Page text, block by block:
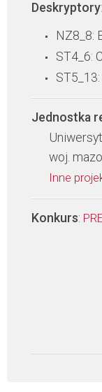
Deskryptory:
NZ8_8:
ST4_6:
Jednostka
woj.
Inne
Konkurs: